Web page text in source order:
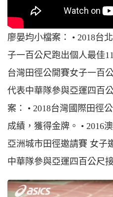
廖晏均小檔案： • 2018台
子一百公尺跑出個人最佳
台灣田徑公開賽女子一百
代表中華隊參與亞運四百
案： • 2018台灣國際田徑
成績，獲得金牌。 • 2016
亞洲城市田徑邀請賽 女子
中華隊參與亞運四百公尺